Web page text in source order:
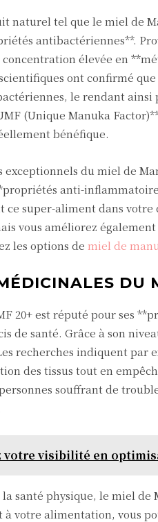
naturel tel que le miel de
antibactériennes**.
élevée en
ont confirmé
le rendant
(Unique Manuka
bénéfique.
exceptionnels du miel de
anti-
ce super-aliment dans
vous améliorez
les options de miel de
20+ est réputé pour ses
de santé. Grâce à son
recherches indiquent
des tissus tout en
souffrant de
votre visibilité en
santé physique, le miel de
votre alimentation, vous